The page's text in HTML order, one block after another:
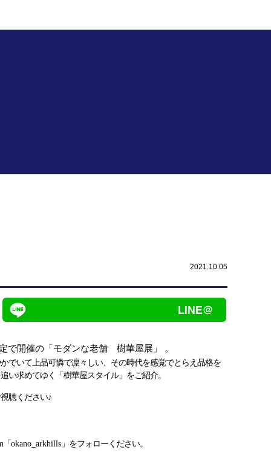
2021.10.05
で開催の「モダンな老舗 樹華屋展」 。
でいて上品可憐で凛々しい、 その時代を感覚でとらえ品格を
い求めてゆく「樹華屋スタイル」 をご紹介。
聴ください♪
「okano_arkhills 」をフォローください。